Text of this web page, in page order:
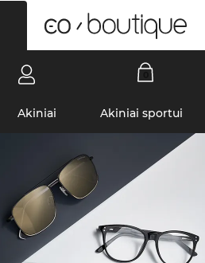
Akiniai Akiniai sportui